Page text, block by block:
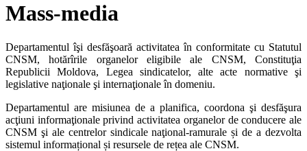
Mass-media
Departamentul îşi desfăşoară activitatea în conformitate cu Statutul
CNSM, hotărîrile organelor eligibile ale CNSM, Constituţia
Republicii Moldova, Legea sindicatelor, alte acte normative şi
legislative naţionale şi internaţionale în domeniu.
Departamentul are misiunea de a planifica, coordona şi desfăşura
acţiuni informaţionale privind activitatea organelor de conducere ale
CNSM şi ale centrelor sindicale naţional-ramurale și de a dezvolta
sistemul informațional și resursele de rețea ale CNSM.